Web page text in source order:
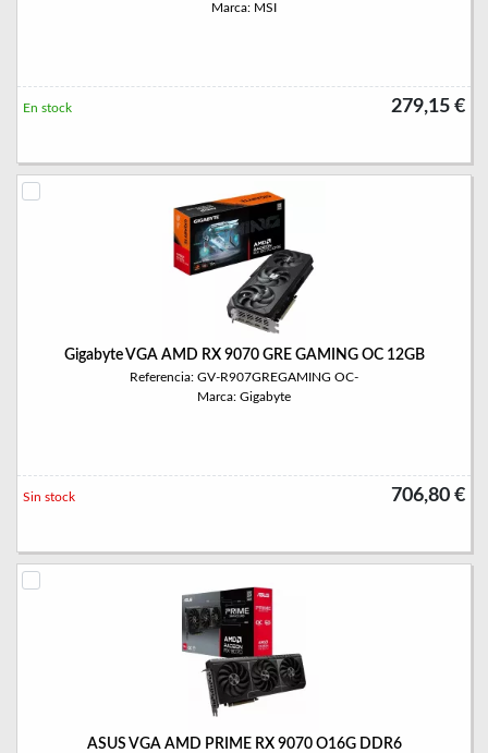
Marca: MSI
279,15 €
En stock
Gigabyte VGA AMD RX 9070 GRE GAMING OC 12GB
Referencia: GV-R907GREGAMING OC-
Marca: Gigabyte
706,80 €
Sin stock
ASUS VGA AMD PRIME RX 9070 O16G DDR6